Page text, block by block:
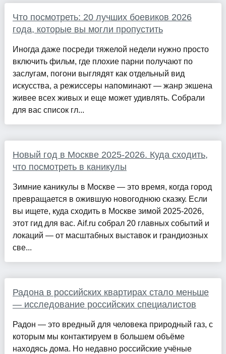
Что посмотреть: 20 лучших боевиков 2026
года, которые вы могли пропустить
Иногда даже посреди тяжелой недели нужно просто
включить фильм, где плохие парни получают по
заслугам, погони выглядят как отдельный вид
искусства, а режиссеры напоминают — жанр экшена
живее всех живых и еще может удивлять. Собрали
для вас список гл...
Новый год в Москве 2025-2026. Куда сходить,
что посмотреть в каникулы
Зимние каникулы в Москве — это время, когда город
превращается в ожившую новогоднюю сказку. Если
вы ищете, куда сходить в Москве зимой 2025-2026,
этот гид для вас. Аif.ru собрал 20 главных событий и
локаций — от масштабных выставок и грандиозных
све...
Радона в российских квартирах стало меньше
— исследование российских специалистов
Радон — это вредный для человека природный газ, с
которым мы контактируем в большем объёме
находясь дома. Но недавно российские учёные